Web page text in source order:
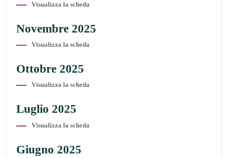
Visualizza la scheda
Novembre 2025
Visualizza la scheda
Ottobre 2025
Visualizza la scheda
Luglio 2025
Visualizza la scheda
Giugno 2025